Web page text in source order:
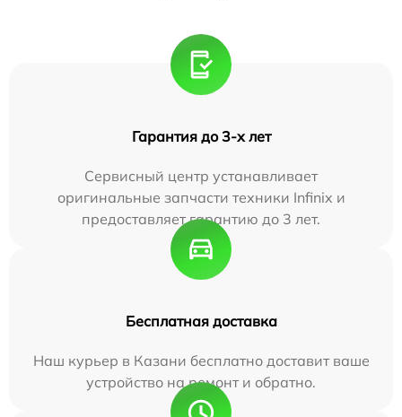
Гарантия до 3-х лет
Сервисный центр устанавливает
оригинальные запчасти техники Infinix и
предоставляет гарантию до 3 лет.
Бесплатная доставка
Наш курьер в Казани бесплатно доставит ваше
устройство на ремонт и обратно.